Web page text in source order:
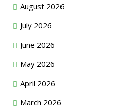
August 2026
July 2026
June 2026
May 2026
April 2026
March 2026